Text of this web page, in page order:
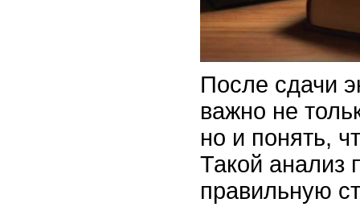
После сдачи
важно не
но и понять,
Такой анализ
правильную